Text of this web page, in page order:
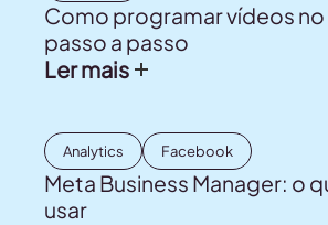
Como programar vídeos no
passo a passo
Ler mais
Analytics Facebook
Meta Business Manager: o
usar